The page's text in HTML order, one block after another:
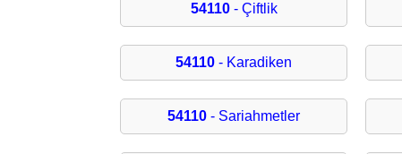
54110- Çiftlik
54110 - Karadiken
54110 - Sariahmetler